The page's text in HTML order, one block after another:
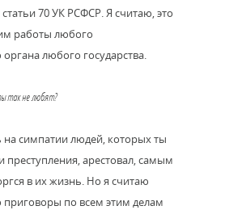
70 УК РСФСР. Я считаю, это
работы любого
любого государства.
так не любят?
на симпатии людей, которых ты
арестовал, самым
в их жизнь. Но я считаю
по всем этим делам